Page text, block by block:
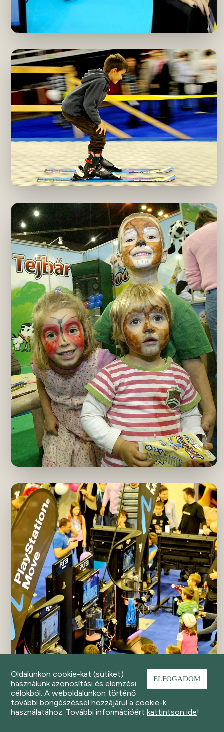
ELFOGADOM
Oldalunkon cookie-kat (sütiket)
használunk azonosítási és elemzési
célokból. A weboldalunkon történő
további böngészéssel hozzájárul a cookie-k
használatához. További információértkattintson ide!